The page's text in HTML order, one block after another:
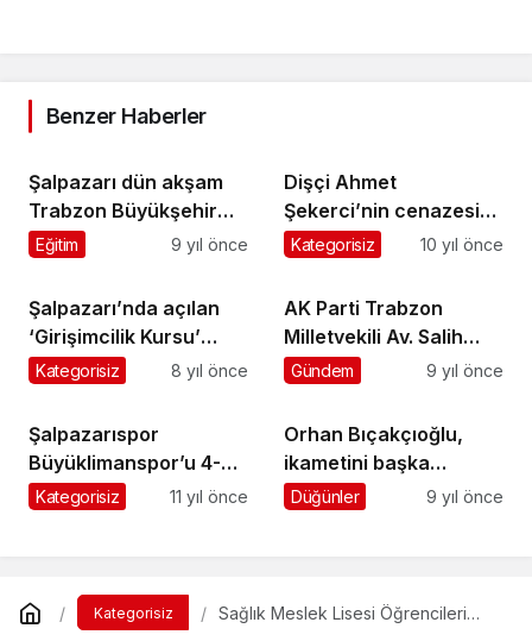
Benzer Haberler
Şalpazarı dün akşam
Trabzon Büyükşehir
Belediyesi’nin iftarında
Eğitim 9 yıl önce
Dişçi Ahmet
Şekerci’nin cenazesi
bugün toprağa
Kategorisiz 10 yıl önce
Şalpazarı’nda açılan
‘Girişimcilik Kursu’
tamamlandı
Kategorisiz 8 yıl önce
AK Parti Trabzon
Milletvekili Av. Salih
Cora Şalpazarı’nda
Gündem 9 yıl önce
Şalpazarıspor
Büyüklimanspor’u 4-0
mağlup etti
Kategorisiz 11 yıl önce
Orhan Bıçakçıoğlu,
ikametini başka
ilçelere alanlara tepki
Düğünler 9 yıl önce
Kategorisiz
Sağlık Meslek Lisesi Öğrencileri